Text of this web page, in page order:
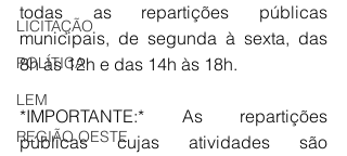
LICITAÇÃO
POLÍTICA
LEM
REGIÃO OESTE
todas as repartições públicas
municipais, de segunda à sexta, das
8h às 12h e das 14h às 18h.
*IMPORTANTE:* As repartições
públicas cujas atividades são